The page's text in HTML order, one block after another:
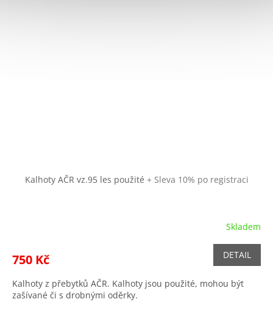
Kalhoty AČR vz.95 les použité + Sleva 10% po registraci
Skladem
750 Kč DETAIL
Kalhoty z přebytků AČR. Kalhoty jsou použité, mohou být
zašívané či s drobnými oděrky.